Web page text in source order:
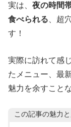
実は、 夜の時間
食べられる 、超
す！
実際に訪れて感
たメニュー、最
魅力を余すこと
この記事の魅力